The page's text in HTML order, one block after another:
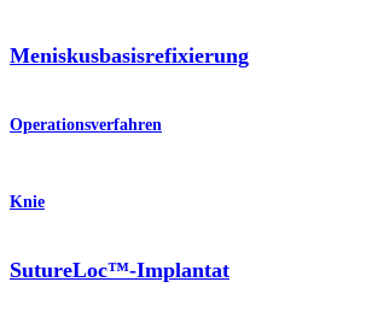
Meniskusbasisrefixierung
Operationsverfahren
Knie
SutureLoc™-Implantat